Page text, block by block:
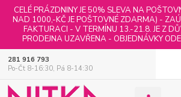
CELÉ PRÁZDNINY JE 50% SLEVA NA
NAD 1000,-KČ JE POŠTOVNÉ ZDARMA) -
FAKTURACI - V TERMÍNU 13.-21.8. JE Z
PRODEJNA UZAVŘENA - OBJEDNÁVKY
281 916 793
Po-Čt 8-16:30, Pá 8-14:30